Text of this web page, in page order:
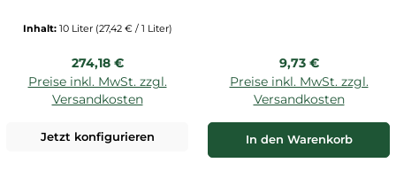
Inhalt: 10 Liter (27,42 € / 1 Liter)
Regulärer Preis:
274,18 €
Preise inkl. MwSt. zzgl.
Versandkosten
Jetzt konfigurieren
Regulärer Preis:
9,73 €
Preise inkl. MwSt. zzgl.
Versandkosten
In den Warenkorb